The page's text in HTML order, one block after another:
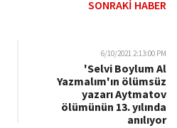
SONRAKİ HABER
6/10/2021 2:13:00 PM
'Selvi Boylum Al
Yazmalım'ın ölümsüz
yazarı Aytmatov
ölümünün 13. yılında
anılıyor